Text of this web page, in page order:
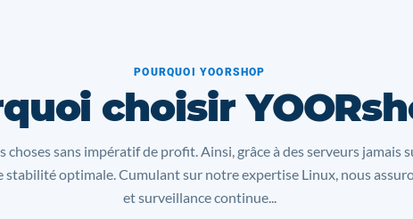
POURQUOI YOORSHOP
choisir
choses sans impératif de profit. Ainsi, grâce à des serveurs jamais
stabilité optimale. Cumulant sur notre expertise Linux, nous
et surveillance continue...